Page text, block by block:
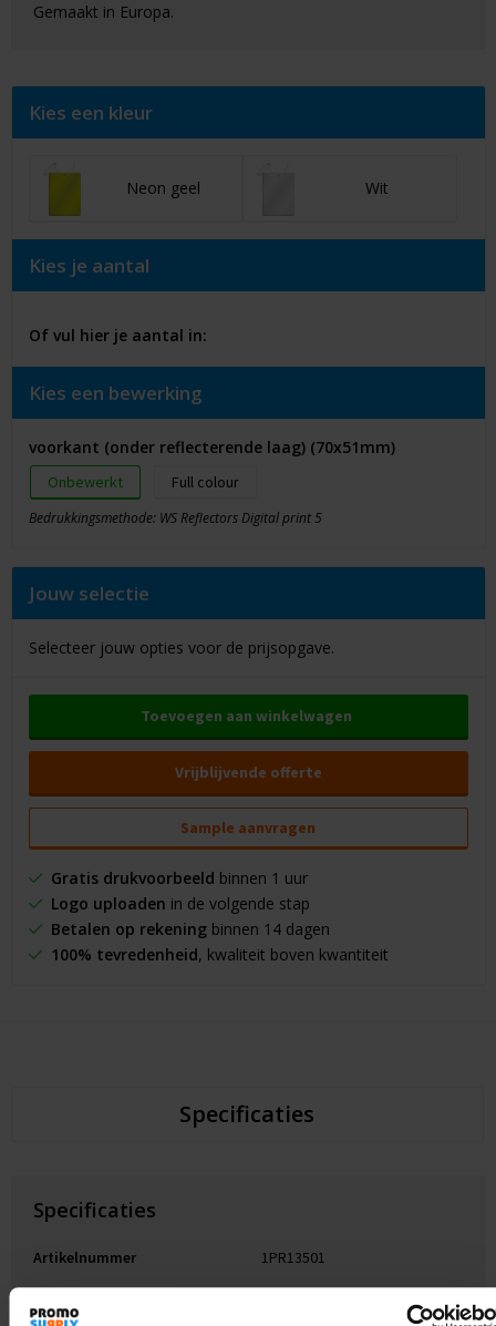
Gemaakt in Europa.
Kies een kleur
Neon geel Wit
Kies je aantal
Of vul hier je aantal in:
Kies een bewerking
voorkant (onder reflecterende laag) (70x51mm)
Onbewerkt Full colour
Bedrukkingsmethode: WS Reflectors Digital print 5
Jouw selectie
Selecteer jouw opties voor de prijsopgave.
Toevoegen aan winkelwagen
Vrijblijvende offerte
Sample aanvragen
Gratis drukvoorbeeld binnen 1 uur
Logo uploaden in de volgende stap
Betalen op rekeningbinnen 14 dagen
100% tevredenheid, kwaliteit boven kwantiteit
Specificaties
Specificaties
Artikelnummer 1PR13501
Merk